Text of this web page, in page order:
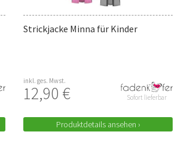
Strickjacke Minna für Kinder
inkl. ges. Mwst.
12,90 € Sofort lieferbar
Produktdetails ansehen ›